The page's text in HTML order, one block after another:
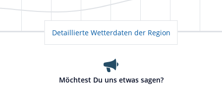
Detaillierte Wetterdaten der Region
Möchtest Du uns etwas sagen?